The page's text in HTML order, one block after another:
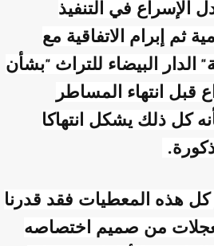
الإسراع في التنفيذ
ثم إبرام الاتفاقية مع
" الدار البيضاء للتراث "بشأن
قبل انتهاء المساطر
كل ذلك يشكل انتهاكا
.
هذه المعطيات فقد قدرنا
من صميم اختصاصه